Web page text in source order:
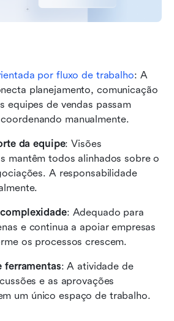
por fluxo de trabalho: A
planejamento, comunicação
equipes de vendas passam
manualmente.
da equipe: Visões
mantêm todos alinhados sobre o
A responsabilidade
: Adequado para
e continua a apoiar empresas
os processos crescem.
ferramentas: A atividade de
e as aprovações
um único espaço de trabalho.